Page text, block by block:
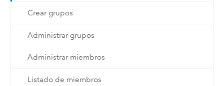
Crear grupos
Administrar grupos
Administrar miembros
Listado de miembros